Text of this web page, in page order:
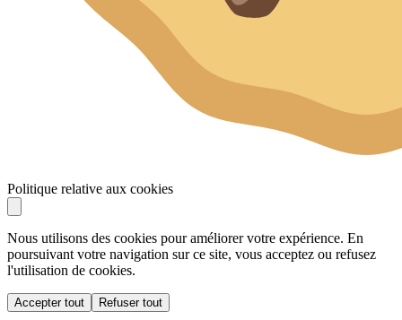
Politique relative aux cookies
Nous utilisons des cookies pour améliorer votre expérience. En
poursuivant votre navigation sur ce site, vous acceptez ou refusez
l'utilisation de cookies.
Accepter tout Refuser tout